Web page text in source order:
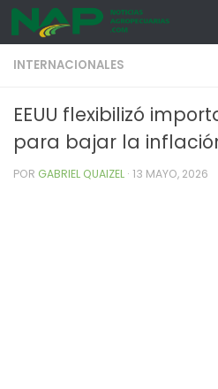
Skip to content
INTERNACIONALES
EEUU flexibilizó
para bajar la
POR GABRIEL QUAIZEL · 13 MAYO, 2026